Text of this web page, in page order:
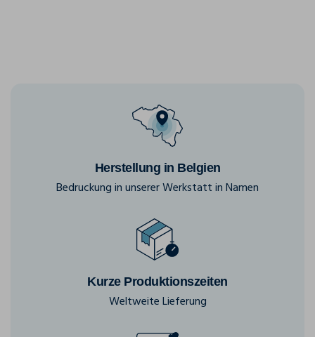
Herstellung in Belgien
Bedruckung in unserer Werkstatt in Namen
Kurze Produktionszeiten
Weltweite Lieferung